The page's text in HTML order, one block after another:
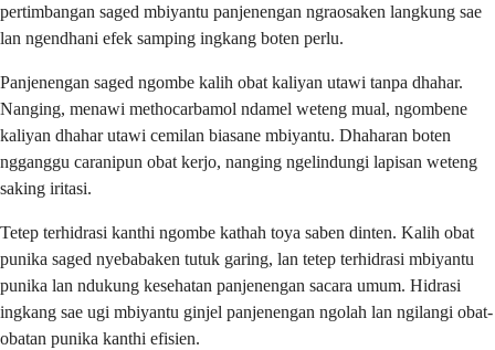
pertimbangan saged mbiyantu panjenengan ngraosaken langkung sae
lan ngendhani efek samping ingkang boten perlu.
Panjenengan saged ngombe kalih obat kaliyan utawi tanpa dhahar.
Nanging, menawi methocarbamol ndamel weteng mual, ngombene
kaliyan dhahar utawi cemilan biasane mbiyantu. Dhaharan boten
ngganggu caranipun obat kerjo, nanging ngelindungi lapisan weteng
saking iritasi.
Tetep terhidrasi kanthi ngombe kathah toya saben dinten. Kalih obat
punika saged nyebabaken tutuk garing, lan tetep terhidrasi mbiyantu
punika lan ndukung kesehatan panjenengan sacara umum. Hidrasi
ingkang sae ugi mbiyantu ginjel panjenengan ngolah lan ngilangi obat-
obatan punika kanthi efisien.